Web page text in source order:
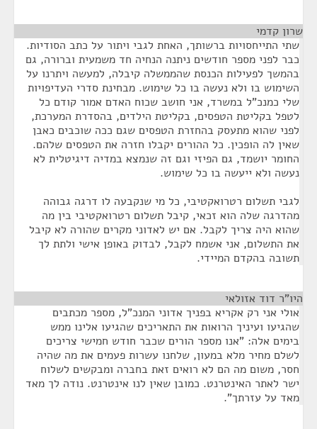
שרון קדמי
שתי התייחסויות ברשותך, האחת לגבי ויתור על כתב הסודיות.
כבר לפני מספר חודשים ניתנה הנחיה חד משמעית וברורה, גם
בהמשך לפעילות הכנסת שהממשלה קיבלה, למעשה ויתרנו על
השימוש בו ולא נעשה בו כל שימוש. מבחינת סדרי העדיפויות
שלי כמנכ"ל במשרד, אני חושב שכוח האדם אמור קודם כל
לטפל בקליטת הטפסים, בקליטת הילדים, בהסדרת המערכת,
לפני שהוא מתעסק בהחזרת הטפסים שגם ככה שוכבים כאבן
שאין לה הופכין. כל ההורים יקבלו חזרה את הטפסים שלהם.
החומר יושמד, גם הפיזי וגם זה שנמצא במדיה דיגיטלית לא
נעשה ולא ייעשה בו כל שימוש.
לגבי תשלום רטרואקטיבי, כל מי שנקבעה לו דרגה גבוהה
מהדרגה שלה הוא זכאי, קיבל תשלום רטרואקטיבי בין מה
שהוא היה צריך לקבל. אם יש לאדוני מקרים שהורה לא קיבל
את התשלום, אני אשמח לקבל, לבדוק באופן אישי ולתת לך
תשובה בהקדם המיידי.
היו"ר דוד אזולאי
אולי אני רק אקריא בפניך אדוני המנכ"ל, מספר מכתבים
שהגיעו ועיניך הרואות את התאריכים שהגיעו אלינו ממש
בימים אלה: "אנו מספר הורים שכבר חודש חמישי צריכים
לשלם מחיר מלא במעון, שלחנו עשרות פעמים את מה שהיה
חסר, משום מה הם לא רואים זאת בחברה ומבקשים לשלוח
ישר לאתר האינטרנט. כמובן שאין לנו אינטרנט. נודה לך מאד
מאד על עזרתך".